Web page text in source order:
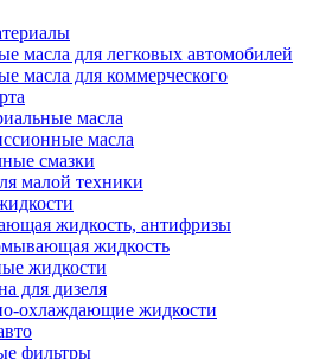
масла для легковых автомобилей
масла для коммерческого
масла
масла
смазки
малой техники
жидкость, антифризы
жидкость
жидкости
для дизеля
охлаждающие жидкости
фильтры